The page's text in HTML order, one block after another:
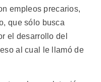
empleos precarios,
que sólo busca
el desarrollo del
al cual le llamó de